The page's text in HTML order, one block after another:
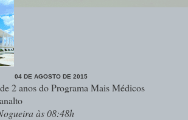
04 DE AGOSTO DE 2015
2 anos do Programa Mais Médicos
às 08:48h